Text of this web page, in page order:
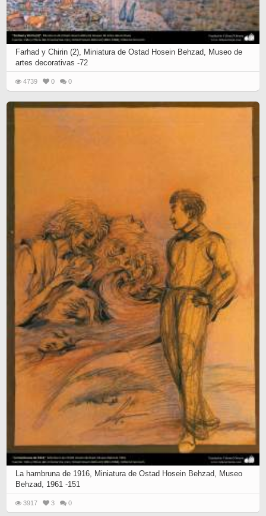
Farhad y Chirin (2), Miniatura de Ostad Hosein Behzad, Museo de
artes decorativas -72
4739 0 0
La hambruna de 1916, Miniatura de Ostad Hosein Behzad, Museo
Behzad, 1961 -151
3917 3 0